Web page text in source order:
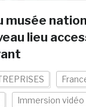
musée
lieu
Immersion